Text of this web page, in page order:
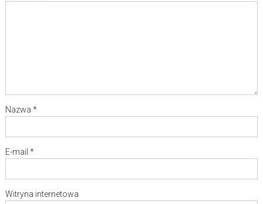
Nazwa *
E-mail *
Witryna internetowa